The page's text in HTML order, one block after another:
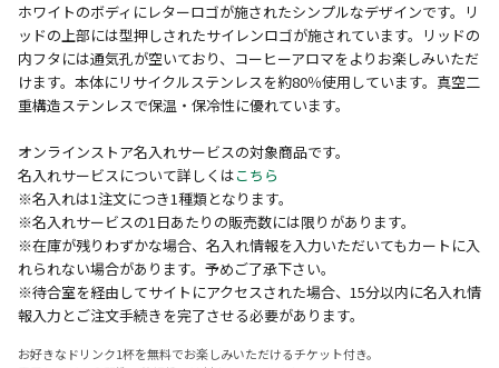
ホワイトのボディにレターロゴが施されたシンプルなデザインです。リ
ッドの上部には型押しされたサイレンロゴが施されています。リッドの
内フタには通気孔が空いており、コーヒーアロマをよりお楽しみいただ
けます。本体にリサイクルステンレスを約80％使用しています。真空二
重構造ステンレスで保温・保冷性に優れています。
オンラインストア名入れサービスの対象商品です。
名入れサービスについて詳しくはこちら
※名入れは1注文につき1種類となります。
※名入れサービスの1日あたりの販売数には限りがあります。
※在庫が残りわずかな場合、名入れ情報を入力いただいてもカートに入
れられない場合があります。予めご了承下さい。
※待合室を経由してサイトにアクセスされた場合、15分以内に名入れ情
報入力とご注文手続きを完了させる必要があります。
お好きなドリンク1杯を無料でお楽しみいただけるチケット付き。